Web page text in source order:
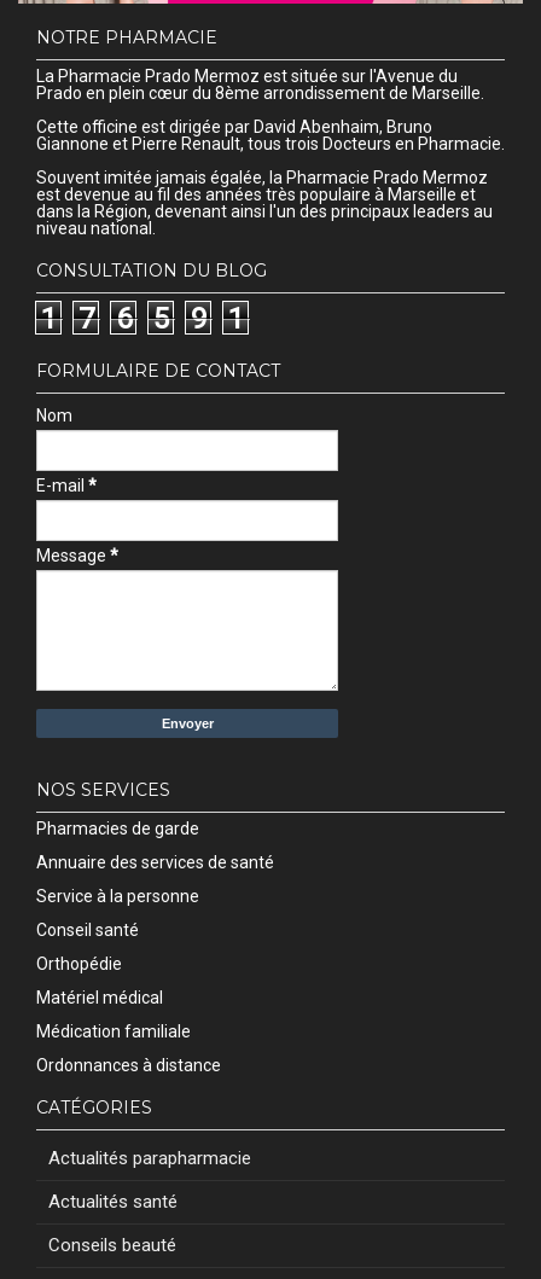
NOTRE PHARMACIE
La Pharmacie Prado Mermoz est située sur l'Avenue du
Prado en plein cœur du 8ème arrondissement de Marseille.
Cette officine est dirigée par David Abenhaim, Bruno
Giannone et Pierre Renault, tous trois Docteurs en Pharmacie.
Souvent imitée jamais égalée, la Pharmacie Prado Mermoz
est devenue au fil des années très populaire à Marseille et
dans la Région, devenant ainsi l'un des principaux leaders au
niveau national.
CONSULTATION DU BLOG
1 7 6 5 9 1
FORMULAIRE DE CONTACT
Nom
E-mail *
Message *
NOS SERVICES
Pharmacies de garde
Annuaire des services de santé
Service à la personne
Conseil santé
Orthopédie
Matériel médical
Médication familiale
Ordonnances à distance
CATÉGORIES
Actualités parapharmacie
Actualités santé
Conseils beauté